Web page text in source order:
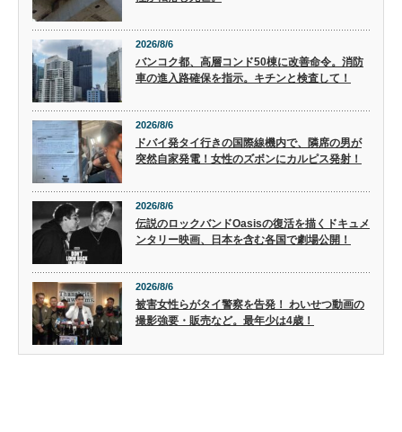
2026/8/6
バンコク都、高層コンド50棟に改善命令。消防
車の進入路確保を指示。キチンと検査して！
2026/8/6
ドバイ発タイ行きの国際線機内で、隣席の男が
突然自家発電！女性のズボンにカルピス発射！
2026/8/6
伝説のロックバンドOasisの復活を描くドキュメ
ンタリー映画、日本を含む各国で劇場公開！
2026/8/6
被害女性らがタイ警察を告発！ わいせつ動画の
撮影強要・販売など。最年少は4歳！